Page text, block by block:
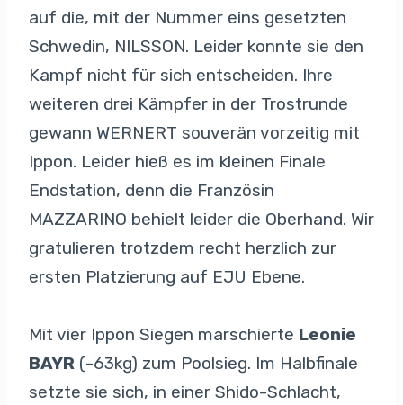
auf die, mit der Nummer eins gesetzten
Schwedin, NILSSON. Leider konnte sie den
Kampf nicht für sich entscheiden. Ihre
weiteren drei Kämpfer in der Trostrunde
gewann WERNERT souverän vorzeitig mit
Ippon. Leider hieß es im kleinen Finale
Endstation, denn die Französin
MAZZARINO behielt leider die Oberhand. Wir
gratulieren trotzdem recht herzlich zur
ersten Platzierung auf EJU Ebene.
Mit vier Ippon Siegen marschierte Leonie
BAYR (-63kg) zum Poolsieg. Im Halbfinale
setzte sie sich, in einer Shido-Schlacht,